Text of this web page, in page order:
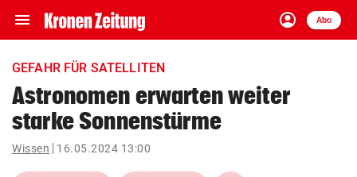
menu Navigation
ein-/ausklappen
account_circle
Anmelden
Abo
close Schließen
account_circle Anmelden
pin_drop
Wien arrow_right
GEFAHR FÜR SATELLITEN
Astronomen erwarten weiter
starke Sonnenstürme
Wissen 16.05.2024 13:00